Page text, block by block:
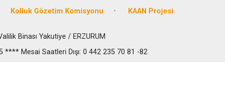
Kolluk Gözetim Komisyonu KAAN Projesi
Binası Yakutiye / ERZURUM
Mesai Saatleri Dışı: 0 442 235 70 81 -82